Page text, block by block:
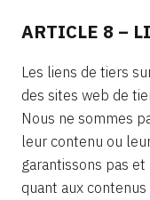
ARTICLE 8 –
Les liens de tiers
des sites web de
Nous ne sommes
leur contenu ou
garantissons pas
quant aux